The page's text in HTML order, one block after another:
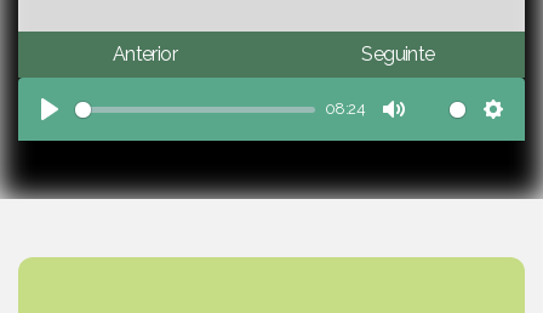
Anterior Seguinte
Play
08:24
Mute